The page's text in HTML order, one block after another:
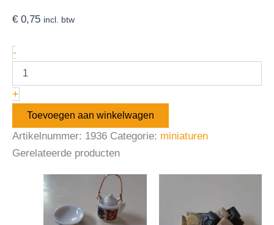
€ 0,75 incl. btw
-
+
Toevoegen aan winkelwagen
Artikelnummer: 1936 Categorie: miniaturen
Gerelateerde producten